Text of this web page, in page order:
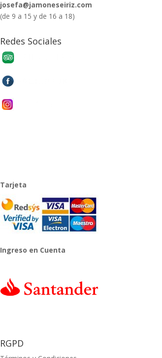
josefa@jamoneseiriz.com
(de 9 a 15 y de 16 a 18)
Redes Sociales
Tarjeta
Ingreso en Cuenta
RGPD